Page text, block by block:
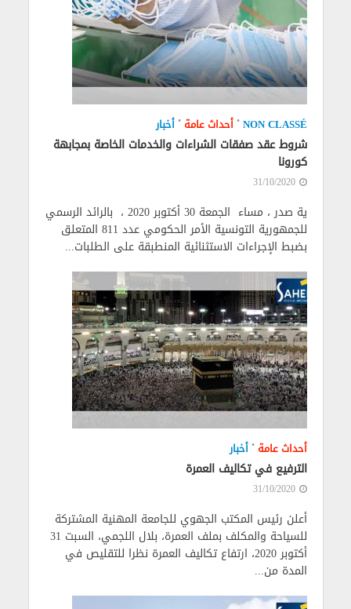
NON CLASSÉ
• أحداث عامة • أخبار
شروط عقد صفقات الشراءات والخدمات الخاصة بمجابهة
كورونا
31/10/2020
ية صدر ، مساء الجمعة 30 أكتوبر 2020 ، بالرائد الرسمي
للجمهورية التونسية الأمر الحكومي عدد 811 المتعلق
بضبط الإجراءات الاستثنائية المنطبقة على الطلبات...
أحداث عامة • أخبار
الترفيع في تكاليف العمرة
31/10/2020
أعلن رئيس المكتب الجهوي للجامعة المهنية المشتركة
للسياحة والمكلف بملف العمرة، بلال اللجمي، السبت 31
أكتوبر 2020، ارتفاع تكاليف العمرة نظرا للتقليص في
المدة من...